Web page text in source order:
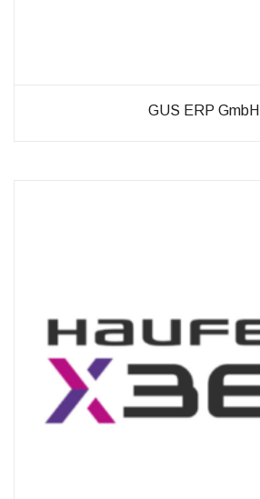
GUS ERP GmbH